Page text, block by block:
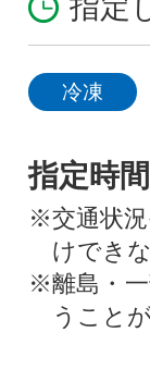
指定
冷凍
指定時
※交通状
けでき
※離島・
うこと